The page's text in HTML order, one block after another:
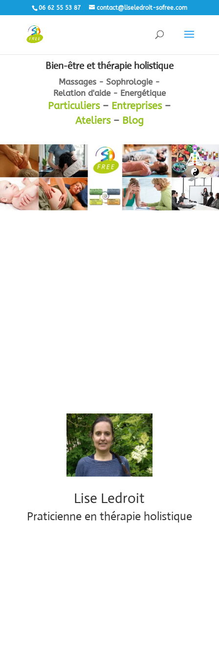
06 62 55 53 87 contact@liseledroit-sofree.com
Bien-être et thérapie holistique
Massages - Sophrologie -
Relation d'aide - Energétique
Particuliers– Entreprises–
Ateliers– Blog
Lise Ledroit
Praticienne en thérapie holistique